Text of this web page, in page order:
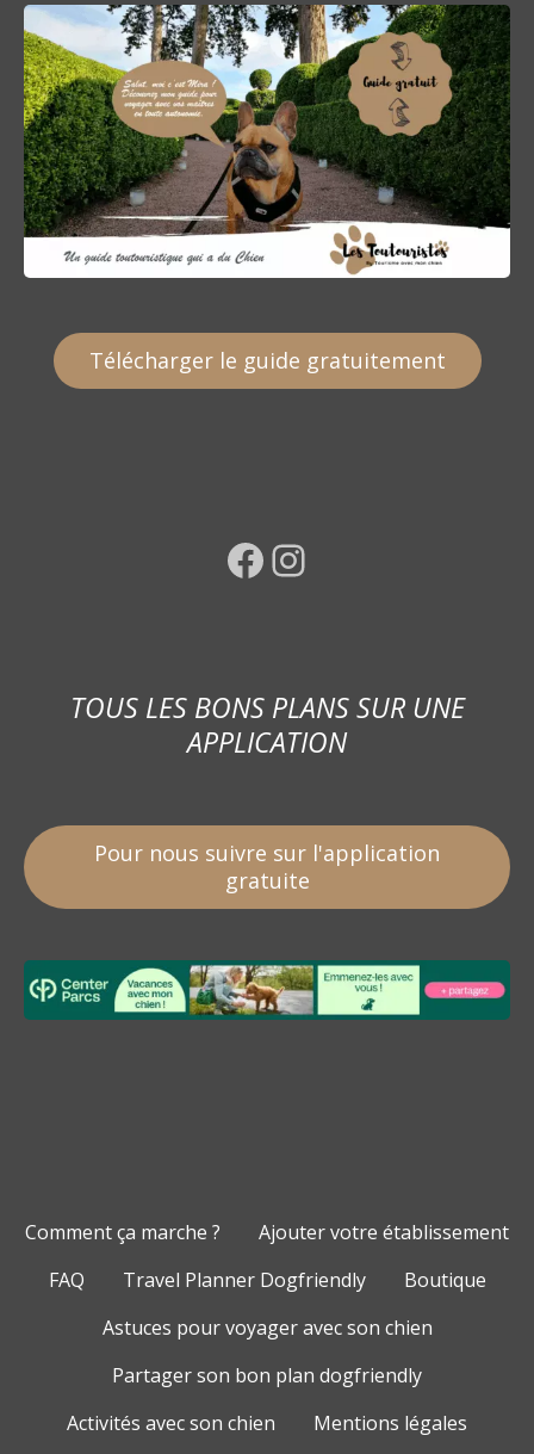
e
s
Télécharger le guide gratuitement
Facebook Instagram
TOUS LES BONS PLANS SUR UNE
APPLICATION
Pour nous suivre sur l'application
gratuite
Comment ça marche ?
Ajouter votre établissement
FAQ
Travel Planner Dogfriendly
Boutique
Astuces pour voyager avec son chien
Partager son bon plan dogfriendly
Activités avec son chien
Mentions légales